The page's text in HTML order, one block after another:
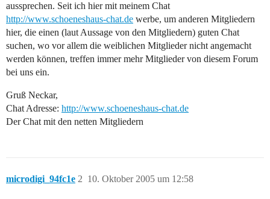
aussprechen. Seit ich hier mit meinem Chat
http://www.schoeneshaus-chat.de werbe, um anderen Mitgliedern
hier, die einen (laut Aussage von den Mitgliedern) guten Chat
suchen, wo vor allem die weiblichen Mitglieder nicht angemacht
werden können, treffen immer mehr Mitglieder von diesem Forum
bei uns ein.
Gruß Neckar,
Chat Adresse: http://www.schoeneshaus-chat.de
Der Chat mit den netten Mitgliedern
microdigi_94fc1e 10. Oktober 2005 um 12:58
2